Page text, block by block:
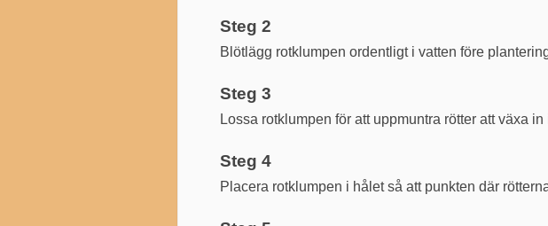
Steg 2
Blötlägg rotklumpen ordentligt i vatten före
Steg 3
Lossa rotklumpen för att uppmuntra rötter att växa in
Steg 4
Placera rotklumpen i hålet så att punkten där